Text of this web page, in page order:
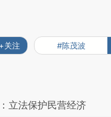
+关注 #陈茂波
立法保护民营经济